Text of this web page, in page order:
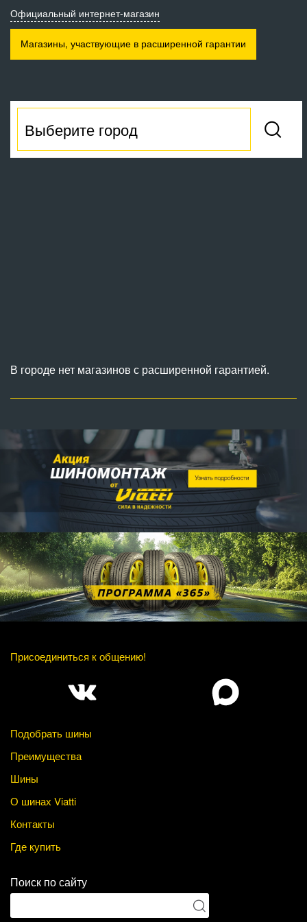
Официальный интернет-магазин
Магазины, участвующие в расширенной гарантии
В городе нет магазинов с расширенной гарантией.
Присоединиться к общению!
Подобрать шины
Преимущества
Шины
О шинах Viatti
Контакты
Где купить
Поиск по сайту